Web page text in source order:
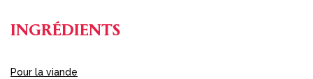
INGRÉDIENTS
Pour la viande